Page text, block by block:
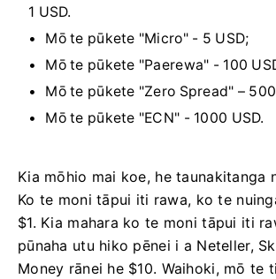
1 USD.
Mō te pūkete "Micro" - 5 USD;
Mō te pūkete "Paerewa" - 100
Mō te pūkete "Zero Spread" –
Mō te pūkete "ECN" - 1000 USD.
Kia mōhio mai koe, he taunakitanga
Ko te moni tāpui iti rawa, ko te
$1. Kia mahara ko te moni tāpui iti
pūnaha utu hiko pēnei i a Neteller,
Money rānei he $10. Waihoki, mō te